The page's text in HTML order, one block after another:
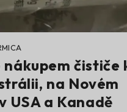
nákupem čističe
na Novém
USA a Kanadě